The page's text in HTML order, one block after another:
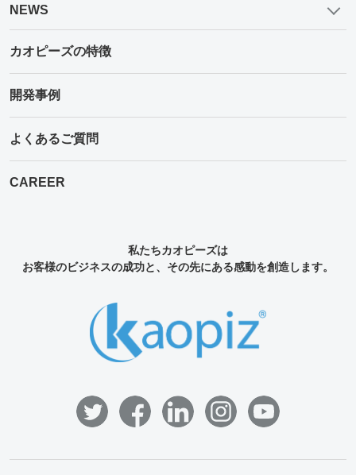
NEWS
カオピーズの特徴
開発事例
よくあるご質問
CAREER
私たちカオピーズは
お客様のビジネスの成功と、その先にある感動を創造します。